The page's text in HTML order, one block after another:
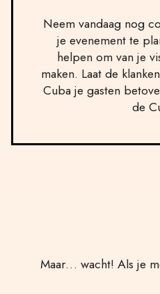
Neem vandaag nog
je evenement te
helpen om van je
maken. Laat de
Cuba je gasten
de
Maar… wacht! Als je